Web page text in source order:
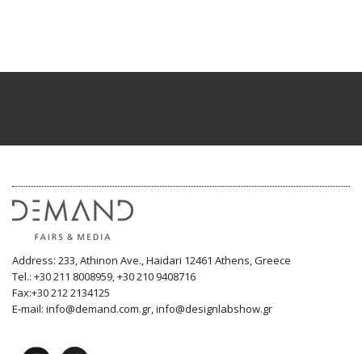
Address: 233, Athinon Ave., Haidari 12461 Athens, Greece
Tel.: +30 211 8008959, +30 210 9408716
Fax:+30 212 2134125
E-mail: info@demand.com.gr, info@designlabshow.gr